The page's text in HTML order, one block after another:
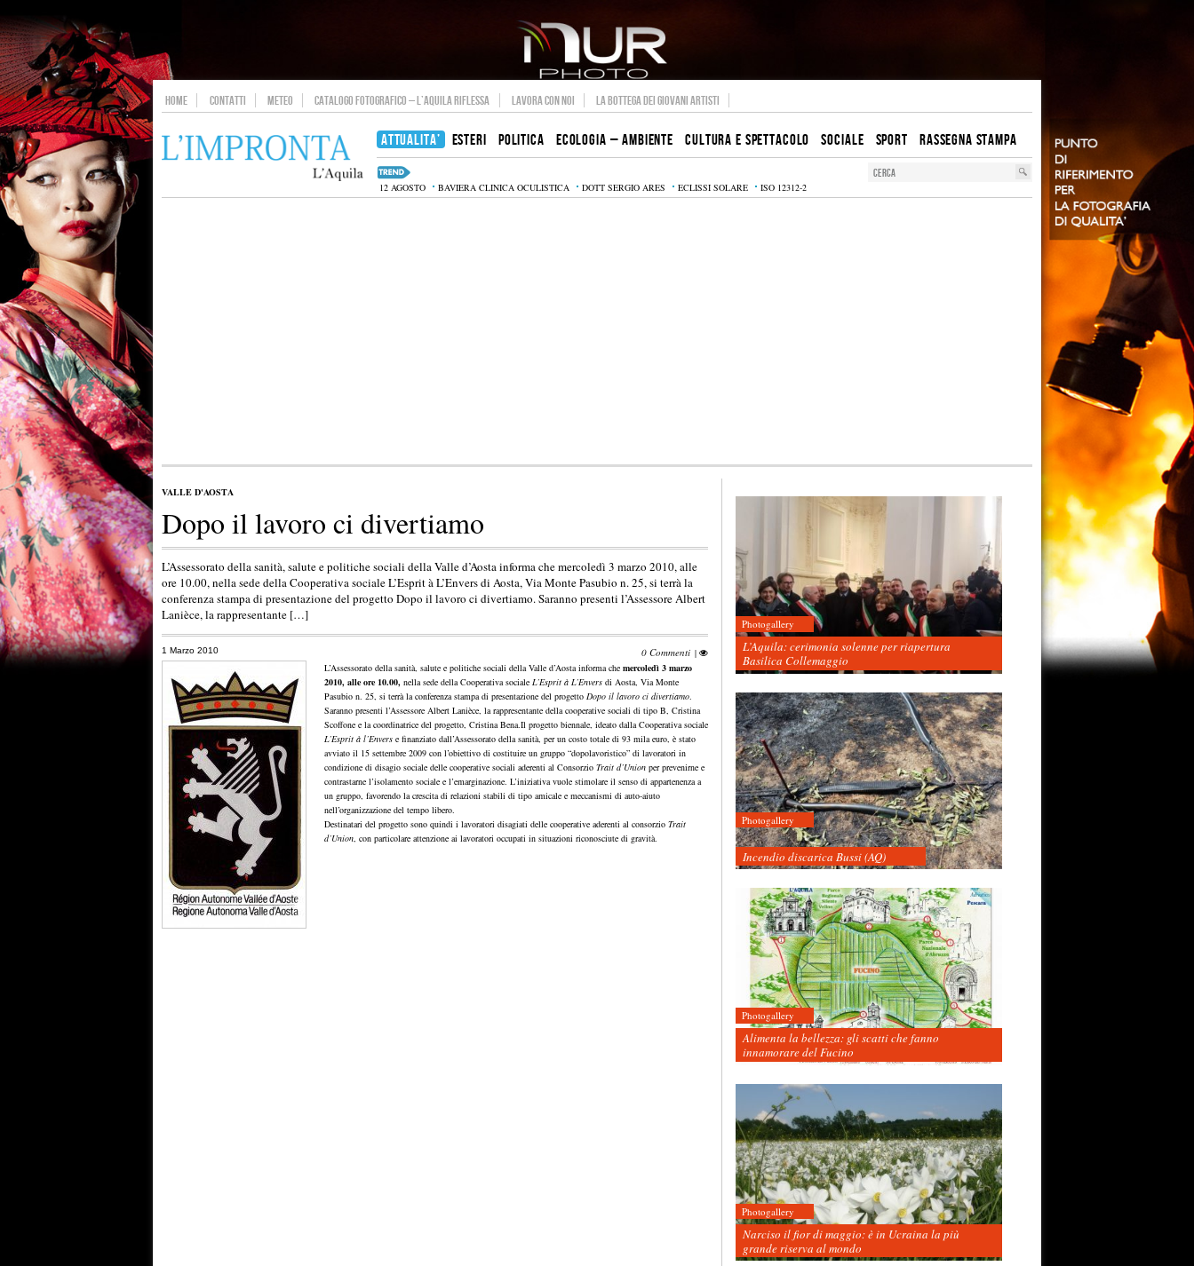
HOME CONTATTI METEO CATALOGO FOTOGRAFICO – L’AQUILA RIFLESSA LAVORA CON NOI LA BOTTEGA DEI GIOVANI ARTISTI
ATTUALITA’ ESTERI POLITICA ECOLOGIA – AMBIENTE CULTURA E SPETTACOLO SOCIALE SPORT RASSEGNA STAMPA
12 AGOSTO BAVIERA CLINICA OCULISTICA DOTT SERGIO ARES ECLISSI SOLARE ISO 12312-2
VALLE D'AOSTA
Dopo il lavoro ci divertiamo
L’Assessorato della sanità, salute e politiche sociali della Valle d’Aosta informa che mercoledì 3 marzo 2010, alle
ore 10.00, nella sede della Cooperativa sociale L’Esprit à L’Envers di Aosta, Via Monte Pasubio n. 25, si terrà la
conferenza stampa di presentazione del progetto Dopo il lavoro ci divertiamo. Saranno presenti l’Assessore Albert
Lanièce, la rappresentante […]
1 Marzo 2010 0 Commenti |
L’Assessorato della sanità, salute e politiche sociali della Valle d’Aosta informa che mercoledì 3 marzo
2010, alle ore 10.00, nella sede della Cooperativa sociale L’Esprit à L’Envers di Aosta, Via Monte
Pasubio n. 25, si terrà la conferenza stampa di presentazione del progetto Dopo il lavoro ci divertiamo.
Saranno presenti l’Assessore Albert Lanièce, la rappresentante della cooperative sociali di tipo B, Cristina
Scoffone e la coordinatrice del progetto, Cristina Bena.Il progetto biennale, ideato dalla Cooperativa sociale
L’Esprit à l’Envers e finanziato dall’Assessorato della sanità, per un costo totale di 93 mila euro, è stato
avviato il 15 settembre 2009 con l’obiettivo di costituire un gruppo “dopolavoristico” di lavoratori in
condizione di disagio sociale delle cooperative sociali aderenti al Consorzio Trait d’Union per prevenirne e
contrastarne l’isolamento sociale e l’emarginazione. L’iniziativa vuole stimolare il senso di appartenenza a
un gruppo, favorendo la crescita di relazioni stabili di tipo amicale e meccanismi di auto-aiuto
nell’organizzazione del tempo libero.
Destinatari del progetto sono quindi i lavoratori disagiati delle cooperative aderenti al consorzio Trait
d’Union, con particolare attenzione ai lavoratori occupati in situazioni riconosciute di gravità.
Photogallery
L’Aquila: cerimonia solenne per riapertura
Basilica Collemaggio
Photogallery
Incendio discarica Bussi (AQ)
Photogallery
Alimenta la bellezza: gli scatti che fanno
innamorare del Fucino
Photogallery
Narciso il fior di maggio: è in Ucraina la più
grande riserva al mondo